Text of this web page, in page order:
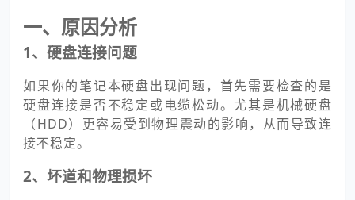
一、原因分析
1、硬盘连接问题
如果你的笔记本硬盘出现问题，首先需要检查的是
硬盘连接是否不稳定或电缆松动。尤其是机械硬盘
（HDD）更容易受到物理震动的影响，从而导致连
接不稳定。
2、坏道和物理损坏